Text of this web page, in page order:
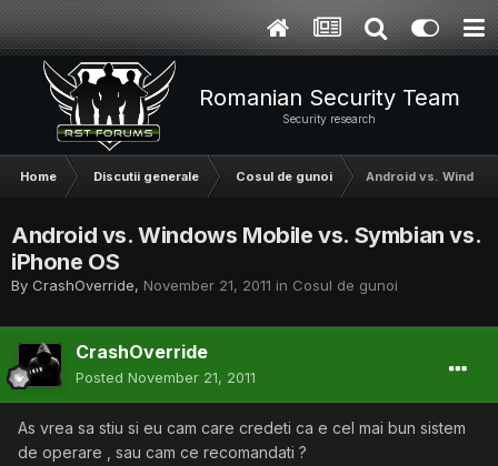
Romanian Security Team
Security research
Home Discutii generale Cosul de gunoi Android vs.
Android vs. Windows Mobile vs. Symbian vs.
iPhone OS
By CrashOverride, November 21, 2011 in Cosul de gunoi
CrashOverride
Posted November 21, 2011
As vrea sa stiu si eu cam care credeti ca e cel mai bun sistem
de operare , sau cam ce recomandati ?